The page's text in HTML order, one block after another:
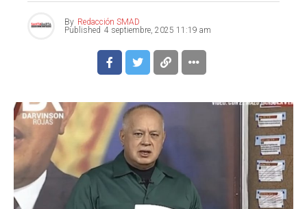
By Redacción SMAD
Published 4 septiembre, 2025 11:19 am